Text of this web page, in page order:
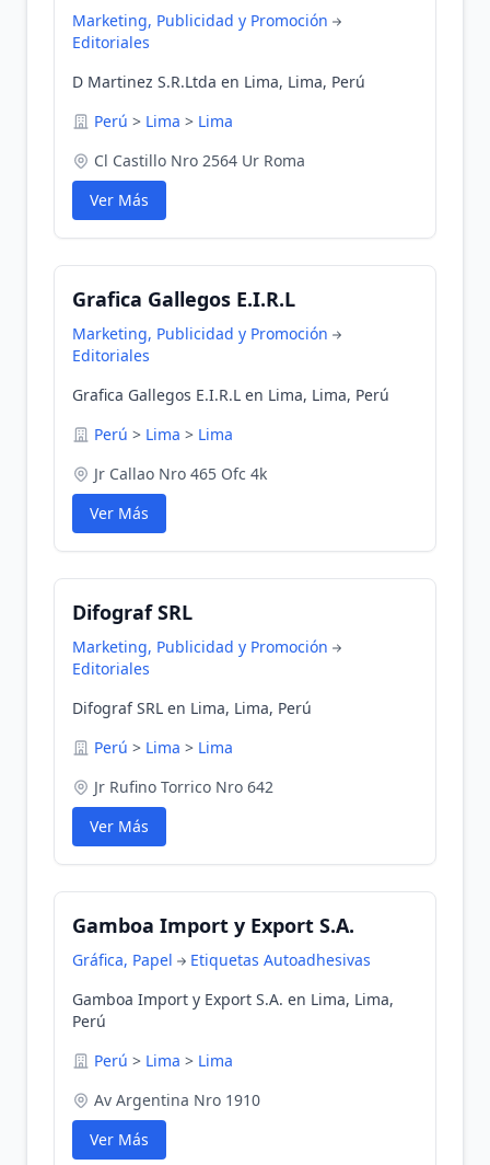
Marketing, Publicidad y Promoción
Editoriales
D Martinez S.R.Ltda en Lima, Lima, Perú
Perú > Lima > Lima
Cl Castillo Nro 2564 Ur Roma
Ver Más
Grafica Gallegos E.I.R.L
Marketing, Publicidad y Promoción
Editoriales
Grafica Gallegos E.I.R.L en Lima, Lima, Perú
Perú > Lima > Lima
Jr Callao Nro 465 Ofc 4k
Ver Más
Difograf SRL
Marketing, Publicidad y Promoción
Editoriales
Difograf SRL en Lima, Lima, Perú
Perú > Lima > Lima
Jr Rufino Torrico Nro 642
Ver Más
Gamboa Import y Export S.A.
Gráfica, Papel
Etiquetas Autoadhesivas
Gamboa Import y Export S.A. en Lima, Lima,
Perú
Perú > Lima > Lima
Av Argentina Nro 1910
Ver Más